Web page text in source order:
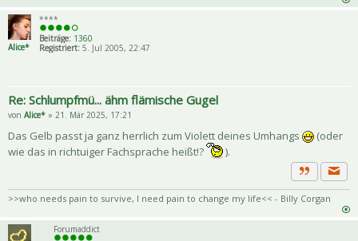
Alice*
****
Beiträge: 1360
Registriert:5. Jul 2005, 22:47
Re: Schlumpfmü... ähm flämische Gugel
von Alice* » 21. Mär 2025, 17:21
Das Gelb passt ja ganz herrlich zum Violett deines Umhangs
(oder
wie das in richtuiger Fachsprache heißt!?
).
Zitat
>>who needs pain to survive, I need pain to change my life<< - Billy Corgan
Forumaddict